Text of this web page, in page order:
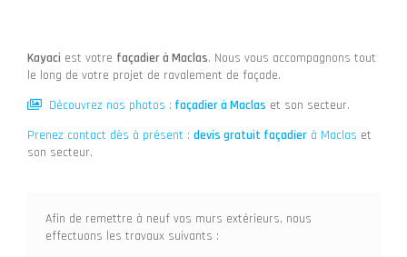
Kayaci est votre façadier à Maclas. Nous vous accompagnons tout
le long de votre projet de ravalement de façade.
Découvrez nos photos : façadierà Maclas et son secteur.
Prenez contact dès à présent : devis gratuit façadier à Maclas et
son secteur.
Afin de remettre à neuf vos murs extérieurs, nous
effectuons les travaux suivants :